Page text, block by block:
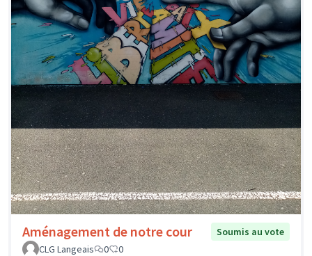
Aménagement de notre cour
Soumis au vote
CLG Langeais
0 0